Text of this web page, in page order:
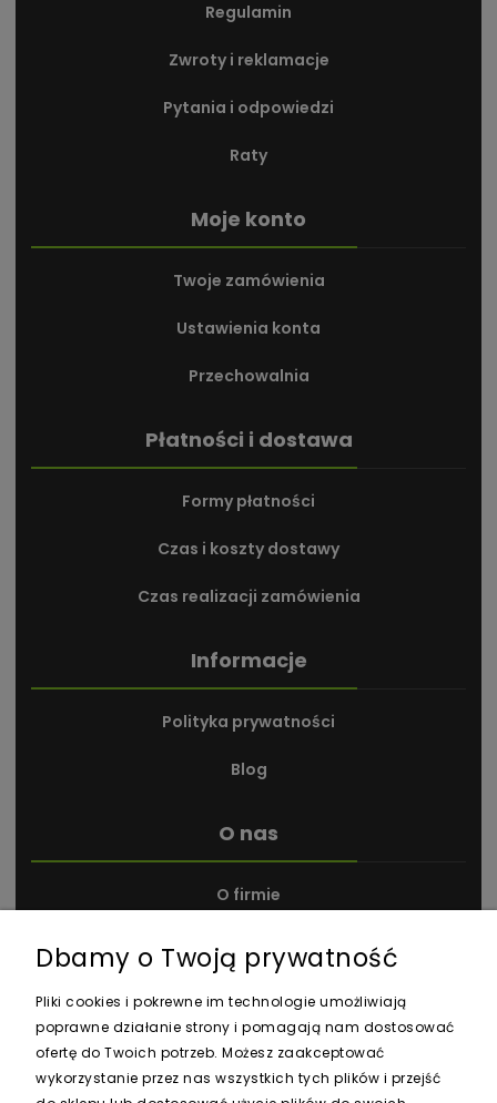
Regulamin
Zwroty i reklamacje
Pytania i odpowiedzi
Raty
Moje konto
Twoje zamówienia
Ustawienia konta
Przechowalnia
Płatności i dostawa
Formy płatności
Czas i koszty dostawy
Czas realizacji zamówienia
Informacje
Polityka prywatności
Blog
O nas
O firmie
Kontakt i dane firmy
Dbamy o Twoją prywatność
Pliki cookies i pokrewne im technologie umożliwiają
poprawne działanie strony i pomagają nam dostosować
ofertę do Twoich potrzeb. Możesz zaakceptować
wykorzystanie przez nas wszystkich tych plików i przejść